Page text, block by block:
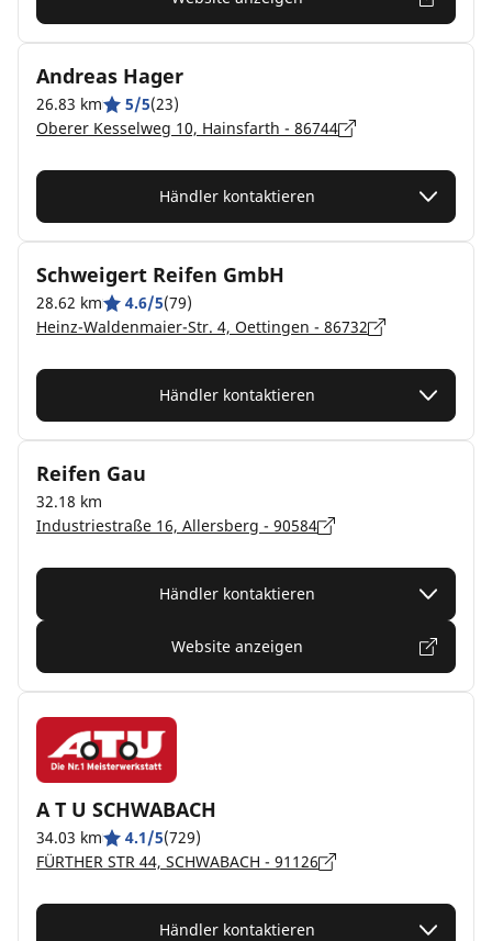
Andreas Hager
26.83 km 5/5(23)
Oberer Kesselweg 10, Hainsfarth - 86744
Händler kontaktieren
Schweigert Reifen GmbH
28.62 km 4.6/5(79)
Heinz-Waldenmaier-Str. 4, Oettingen - 86732
Händler kontaktieren
Reifen Gau
32.18 km
Industriestraße 16, Allersberg - 90584
Händler kontaktieren
Website anzeigen
A T U SCHWABACH
34.03 km 4.1/5(729)
FÜRTHER STR 44, SCHWABACH - 91126
Händler kontaktieren